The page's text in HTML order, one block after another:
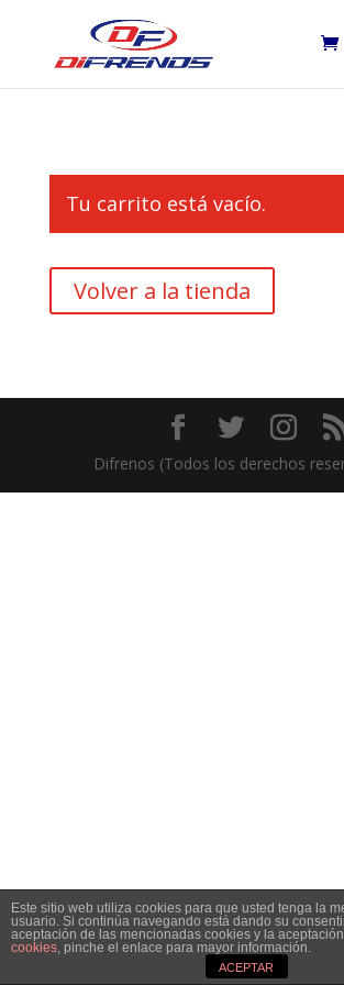
Tu carrito está vacío.
Volver a la tienda
Difrenos (Todos los derechos
Este sitio web utiliza cookies para que usted tenga la
usuario. Si continúa navegando está dando su
aceptación de las mencionadas cookies y la
cookies, pinche el enlace para mayor información.
ACEPTAR